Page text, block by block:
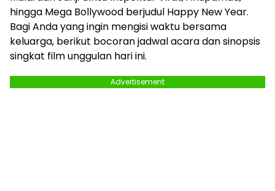
hingga Mega Bollywood berjudul Happy New Year.
Bagi Anda yang ingin mengisi waktu bersama
keluarga, berikut bocoran jadwal acara dan sinopsis
singkat film unggulan hari ini.
Advertisement